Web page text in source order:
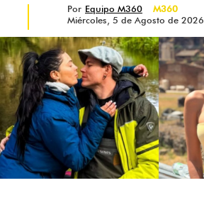
Por Equipo M360
M360
Miércoles, 5 de Agosto de 2026